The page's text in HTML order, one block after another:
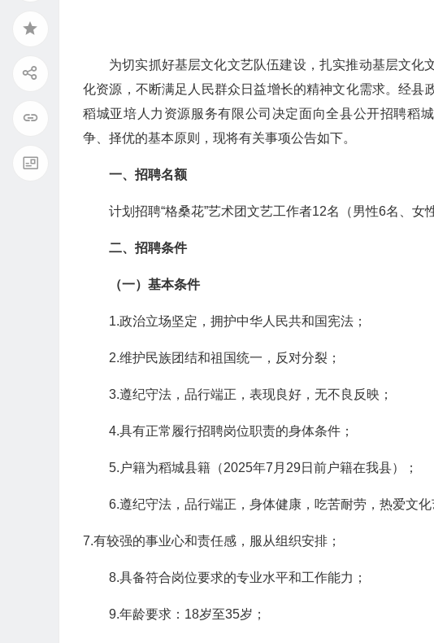
为切实抓好基层文化文艺队伍建设，扎实推动基层文
化资源，不断满足人民群众日益增长的精神文化需求。经
稻城亚培人力资源服务有限公司决定面向全县公开招聘稻
争、择优的基本原则，现将有关事项公告如下。
一、 招聘名额
计划招聘“格桑花”艺术团文艺工作者12名（男性6名、女
二、 招聘条件
（一）基本条件
1.政治立场坚定，拥护中华人民共和国宪法；
2.维护民族团结和祖国统一，反对分裂；
3.遵纪守法，品行端正，表现良好，无不良反映；
4.具有正常履行招聘岗位职责的身体条件；
5.户籍为稻城县籍（2025年7月29日前户籍在我县）；
6.遵纪守法，品行端正，身体健康，吃苦耐劳，热爱文
7.有较强的事业心和责任感，服从组织安排；
8.具备符合岗位要求的专业水平和工作能力；
9.年龄要求：18岁至35岁；